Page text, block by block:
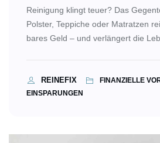
Reinigung klingt teuer? Das
Polster, Teppiche oder Matratzen
bares Geld – und verlängert die
REINEFIX
FINANZIELLE
EINSPARUNGEN